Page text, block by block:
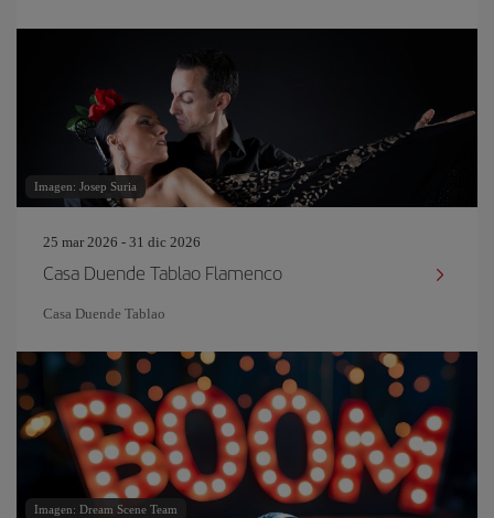
Imagen: Josep Suria
25 mar 2026 - 31 dic 2026
Casa Duende Tablao Flamenco
Casa Duende Tablao
Imagen: Dream Scene Team